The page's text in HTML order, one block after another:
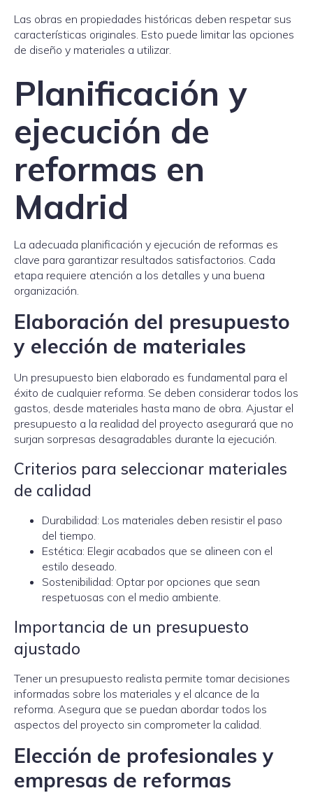
Las obras en propiedades históricas deben respetar sus
características originales. Esto puede limitar las opciones
de diseño y materiales a utilizar.
Planificación y
ejecución de
reformas en
Madrid
La adecuada planificación y ejecución de reformas es
clave para garantizar resultados satisfactorios. Cada
etapa requiere atención a los detalles y una buena
organización.
Elaboración del presupuesto
y elección de materiales
Un presupuesto bien elaborado es fundamental para el
éxito de cualquier reforma. Se deben considerar todos los
gastos, desde materiales hasta mano de obra. Ajustar el
presupuesto a la realidad del proyecto asegurará que no
surjan sorpresas desagradables durante la ejecución.
Criterios para seleccionar materiales
de calidad
Durabilidad: Los materiales deben resistir el paso
del tiempo.
Estética: Elegir acabados que se alineen con el
estilo deseado.
Sostenibilidad: Optar por opciones que sean
respetuosas con el medio ambiente.
Importancia de un presupuesto
ajustado
Tener un presupuesto realista permite tomar decisiones
informadas sobre los materiales y el alcance de la
reforma. Asegura que se puedan abordar todos los
aspectos del proyecto sin comprometer la calidad.
Elección de profesionales y
empresas de reformas